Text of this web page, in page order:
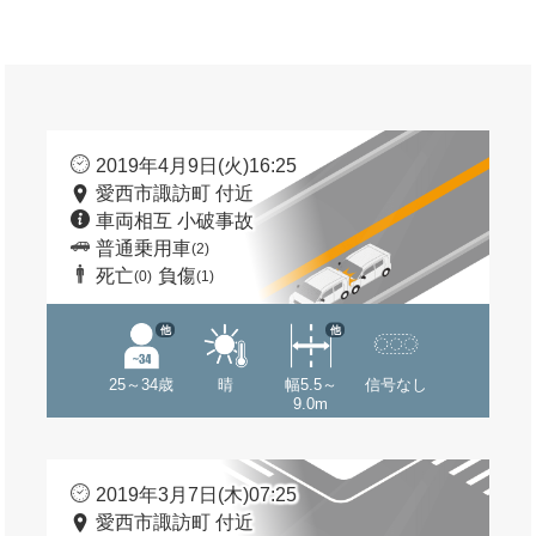
2019年4月9日(火)16:25
愛西市諏訪町 付近
車両相互 小破事故
普通乗用車(2)
死亡(0) 負傷(1)
25～34歳
他
晴
幅5.5～
9.0m
他
信号なし
2019年3月7日(木)07:25
愛西市諏訪町 付近